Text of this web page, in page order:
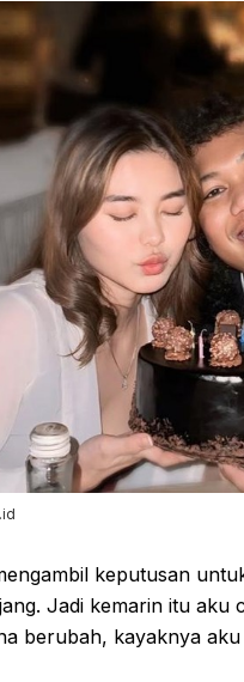
keputusan
Jadi kemarin itu aku
berubah, kayaknya